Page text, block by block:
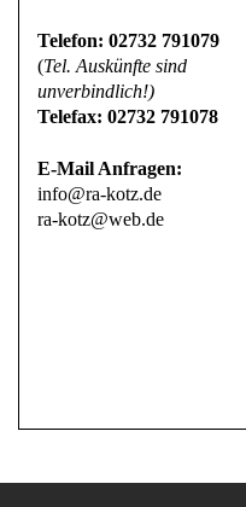
Telefon: 02732 791079
(Tel. Auskünfte sind
unverbindlich!)
Telefax: 02732 791078
E-Mail Anfragen:
info@ra-kotz.de
ra-kotz@web.de